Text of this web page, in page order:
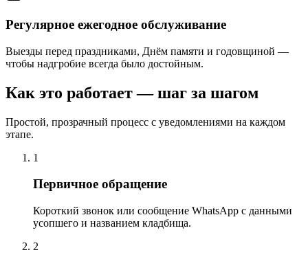
Регулярное ежегодное обслуживание
Выезды перед праздниками, Днём памяти и годовщиной —
чтобы надгробие всегда было достойным.
Как это работает — шаг за шагом
Простой, прозрачный процесс с уведомлениями на каждом
этапе.
1
Первичное обращение
Короткий звонок или сообщение WhatsApp с данными
усопшего и названием кладбища.
2